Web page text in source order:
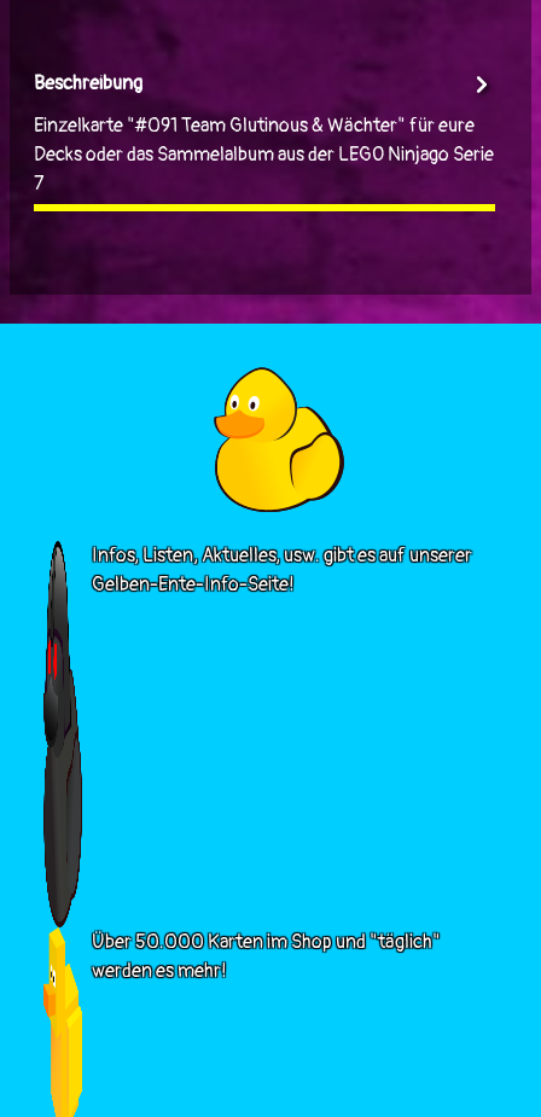
Beschreibung
Einzelkarte "#091 Team Glutinous & Wächter" für eure
Decks oder das Sammelalbum aus der LEGO Ninjago Serie
7
Infos, Listen, Aktuelles, usw. gibt es auf unserer
Gelben-Ente-Info-Seite!
Über 50.000 Karten im Shop und "täglich"
werden es mehr!